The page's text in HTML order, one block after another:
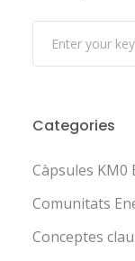
Categories
Càpsules KM0
Comunitats
Conceptes clau